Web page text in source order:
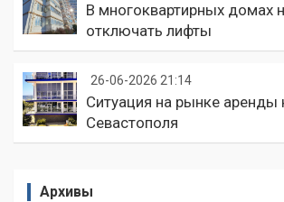
В многоквартирных домах
отключать лифты
26-06-2026 21:14
Ситуация на рынке
Севастополя
Архивы